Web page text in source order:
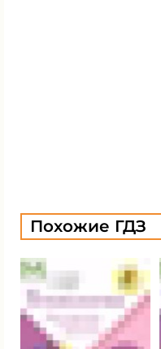
Похожие ГДЗ